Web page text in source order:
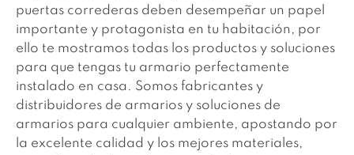
puertas correderas deben desempeñar un papel
importante y protagonista en tu habitación, por
ello te mostramos todas los productos y soluciones
para que tengas tu armario perfectamente
instalado en casa. Somos fabricantes y
distribuidores de armarios y soluciones de
armarios para cualquier ambiente, apostando por
la excelente calidad y los mejores materiales,